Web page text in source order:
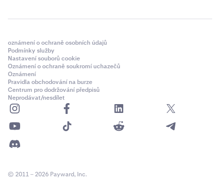
oznámení o ochraně osobních údajů
Podmínky služby
Nastavení souborů cookie
Oznámení o ochraně soukromí uchazečů
Oznámení
Pravidla obchodování na burze
Centrum pro dodržování předpisů
Neprodávat/nesdílet
© 2011 – 2026 Payward, Inc.